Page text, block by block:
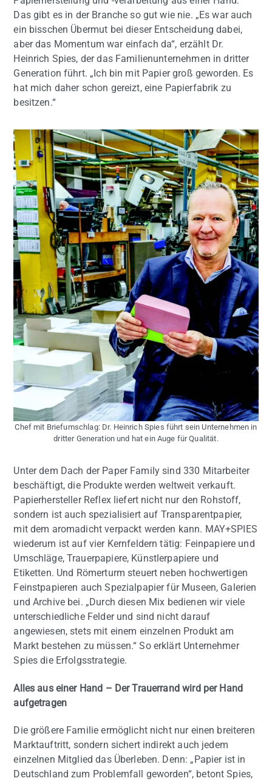
Das gibt es in der Branche so gut wie nie. „Es war auch
ein bisschen Übermut bei dieser Entscheidung dabei,
aber das Momentum war einfach da“, erzählt Dr.
Heinrich Spies, der das Familienunternehmen in dritter
Generation führt. „Ich bin mit Papier groß geworden. Es
hat mich daher schon gereizt, eine Papierfabrik zu
besitzen.“
Chef mit Briefumschlag: Dr. Heinrich Spies führt sein Unternehmen in
dritter Generation und hat ein Auge für Qualität.
Unter dem Dach der Paper Family sind 330 Mitarbeiter
beschäftigt, die Produkte werden weltweit verkauft.
Papierhersteller Reflex liefert nicht nur den Rohstoff,
sondern ist auch spezialisiert auf Transparentpapier,
mit dem aromadicht verpackt werden kann. MAY+SPIES
wiederum ist auf vier Kernfeldern tätig: Feinpapiere und
Umschläge, Trauerpapiere, Künstlerpapiere und
Etiketten. Und Römerturm steuert neben hochwertigen
Feinstpapieren auch Spezialpapier für Museen, Galerien
und Archive bei. „Durch diesen Mix bedienen wir viele
unterschiedliche Felder und sind nicht darauf
angewiesen, stets mit einem einzelnen Produkt am
Markt bestehen zu müssen.“ So erklärt Unternehmer
Spies die Erfolgsstrategie.
Alles aus einer Hand – Der Trauerrand wird per Hand
aufgetragen
Die größere Familie ermöglicht nicht nur einen breiteren
Marktauftritt, sondern sichert indirekt auch jedem
einzelnen Mitglied das Überleben. Denn: „Papier ist in
Deutschland zum Problemfall geworden“, betont Spies,